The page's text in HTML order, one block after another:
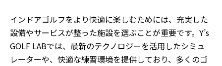
インドアゴルフをより快適に楽しむためには、充実した
設備やサービスが整った施設を選ぶことが重要です。Y’s
GOLF LABでは、最新のテクノロジーを活用したシミュ
レーターや、快適な練習環境を提供しており、多くのゴ